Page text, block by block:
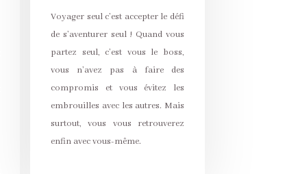
Voyager seul c’est accepter le défi
de s’aventurer seul ! Quand vous
partez seul, c’est vous le boss,
vous n’avez pas à faire des
compromis et vous évitez les
embrouilles avec les autres. Mais
surtout, vous vous retrouverez
enfin avec vous-même.